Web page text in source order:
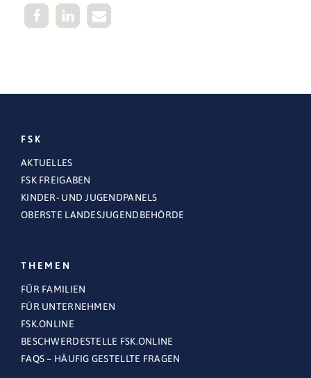
FSK
AKTUELLES
FSK FREIGABEN
KINDER- UND JUGENDPANELS
OBERSTE LANDESJUGENDBEHÖRDE
THEMEN
FÜR FAMILIEN
FÜR UNTERNEHMEN
FSK.ONLINE
BESCHWERDESTELLE FSK.ONLINE
FAQS – HÄUFIG GESTELLTE FRAGEN